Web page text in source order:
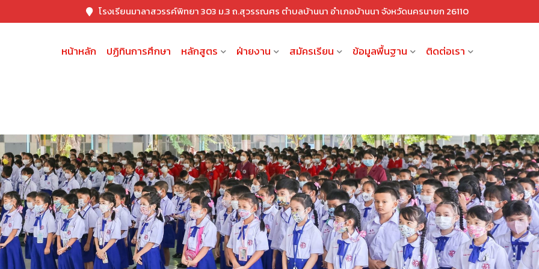
โรงเรียนมาลาสวรรค์พิทยา 303 ม.3 ถ.สุวรรณศร ตำบลบ้านนา อำเภอบ้านนา จังหวัดนครนายก 26110
หน้าหลัก ปฏิทินการศึกษา หลักสูตร ฝ่ายงาน สมัครเรียน ข้อมูลพื้นฐาน ติดต่อเรา